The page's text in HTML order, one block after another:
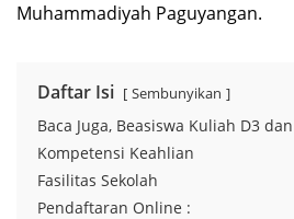
Muhammadiyah Paguyangan.
Daftar Isi Sembunyikan
Baca Juga, Beasiswa Kuliah D3
Kompetensi Keahlian
Fasilitas Sekolah
Pendaftaran Online :